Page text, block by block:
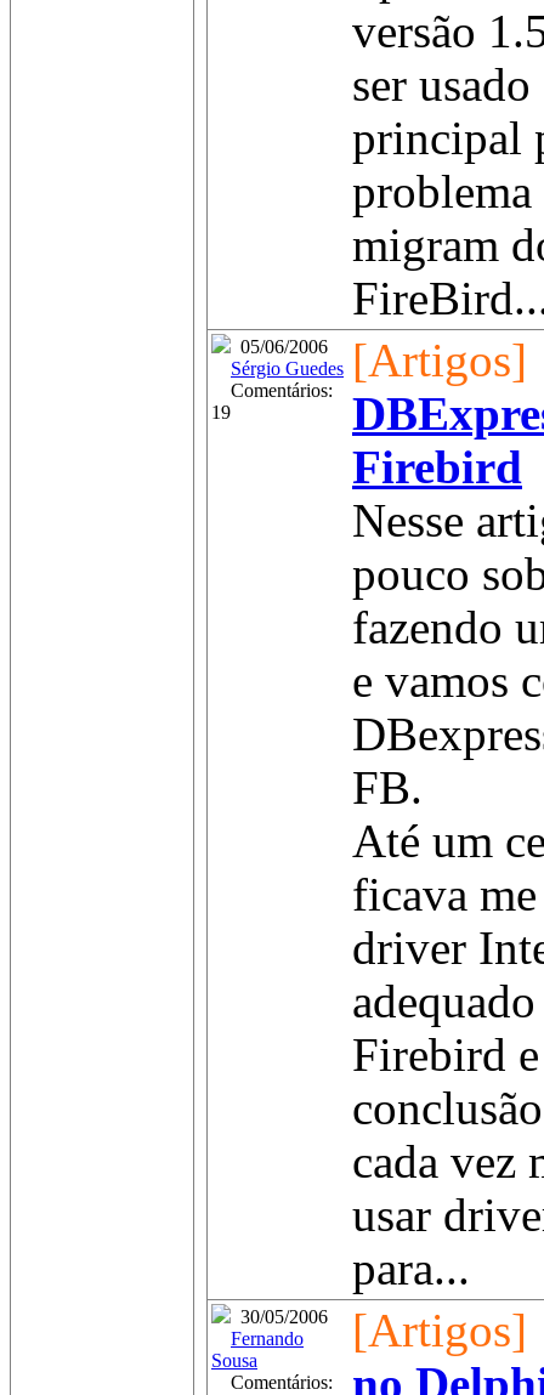
versão
ser
principal
problema
migram
05/06/2006
Sérgio Guedes
Comentários:
19
[Artigos]
Firebird
Nesse
pouco
fazendo
e vamos
FB.
Até um
ficava
driver
Firebird
cada vez
usar
para...
30/05/2006
Fernando
Sousa
Comentários:
[Artigos]
no